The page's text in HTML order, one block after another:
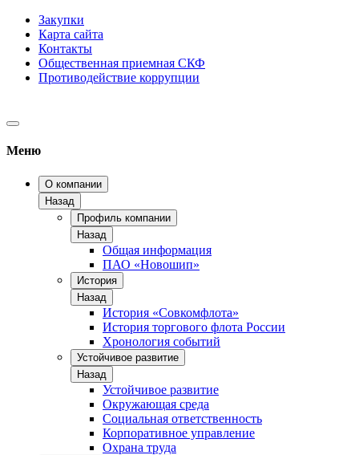
Закупки
Карта сайта
Контакты
Общественная приемная СКФ
Противодействие коррупции
Меню
О компании
Назад
Профиль компании
Назад
Общая информация
ПАО «Новошип»
История
Назад
История «Совкомфлота»
История торгового флота России
Хронология событий
Устойчивое развитие
Назад
Устойчивое развитие
Окружающая среда
Социальная ответственность
Корпоративное управление
Охрана труда